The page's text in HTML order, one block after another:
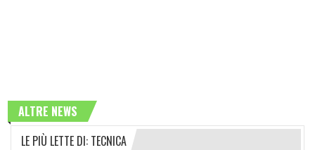
ALTRE NEWS
LE PIÙ LETTE DI: TECNICA